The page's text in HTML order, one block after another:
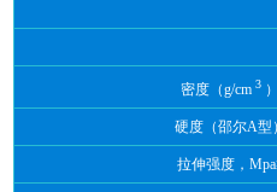
密度（g/cm 3 ）
硬度（邵尔A型）
拉伸强度，